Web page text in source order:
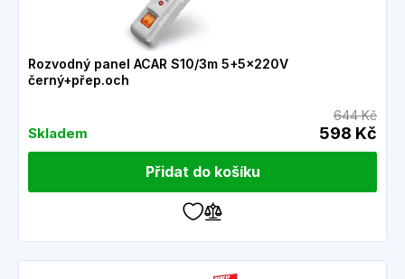
Rozvodný panel ACAR S10/3m 5+5x220V
černý+přep.och
Skladem
644 Kč
598 Kč
Přidat do košíku